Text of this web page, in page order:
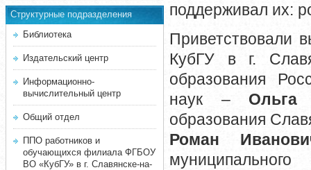
Структурные подразделения
Библиотека
Издательский центр
Информационно-
вычислительный центр
Общий отдел
ППО работников и
обучающихся филиала ФГБОУ
ВО «КубГУ» в г. Славянске-на-
поддерживал их:
Приветствовали
КубГУ в г.
образования
наук – Ольга
образования
Роман